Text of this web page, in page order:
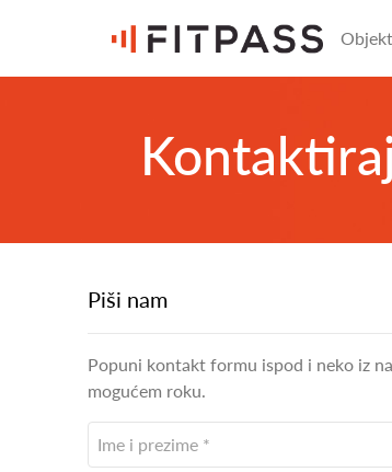
Piši nam
Popuni kontakt formu ispod i neko iz
mogućem roku.